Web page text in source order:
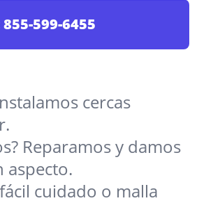
855-599-6455
cercas
Reparamos y damos
aspecto.
cuidado o malla